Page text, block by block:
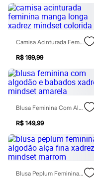
Blusas e Camisetas
Calças
Casacos e Jaquetas
Jeans
Moda esportiva
Vestidos
Masculino
Em alta
Dia dos Pais
Inverno
Novidades
Roupas
Bermudas
Camisas
Calças
Camisetas e Regatas
Casacos e Jaquetas
Polos
Camisa Acinturada Feminina Manga Longa Xadrez Mindset Colorida
R$ 199,99
Blusa Feminina Com Algodão E Babados Xadrez Mindset Amarela
R$ 149,99
Blusa Peplum Feminina De Algodão Alça Fina Xadrez Mindset Marrom